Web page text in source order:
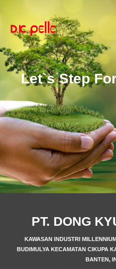
Let`s Step
PT. DONG
KAWASAN INDUSTRI
BUDIMULYA KECAMATAN CIKUPA
BANTEN,